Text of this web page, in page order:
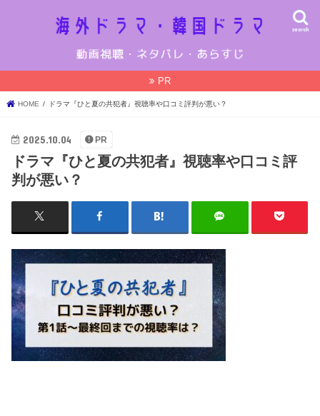
search
PR
HOME ドラマ『ひと夏の共犯者』視聴率や口コミ評判が悪い？
2025.10.04 PR
ドラマ『ひと夏の共犯者』視聴率や口コミ評
判が悪い？